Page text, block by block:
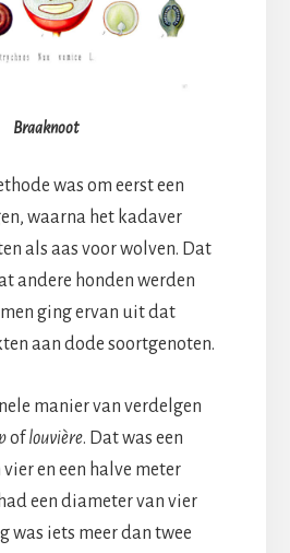
Braaknoot
was om eerst een
waarna het kadaver
als aas voor wolven. Dat
andere honden werden
ging ervan uit dat
aan dode soortgenoten.
manier van verdelgen
oflouvière. Dat was een
en een halve meter
een diameter van vier
was iets meer dan twee